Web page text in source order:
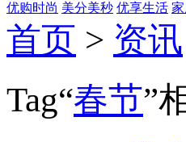
优购时尚 美分美秒 优享生活
首页 > 资讯
Tag“春节”